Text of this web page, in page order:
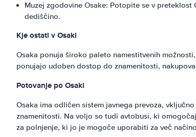
Muzej zgodovine Osake: Potopite se v
dediščino.
Kje ostati v Osaki
Osaka ponuja široko paleto namestitvenih
ponujajo udoben dostop do znamenitosti,
Potovanje po Osaki
Osaka ima odličen sistem javnega prevoza,
znamenitosti. Na voljo so tudi avtobusi, ki
za polnjenje, ki jo je mogoče uporabiti za več